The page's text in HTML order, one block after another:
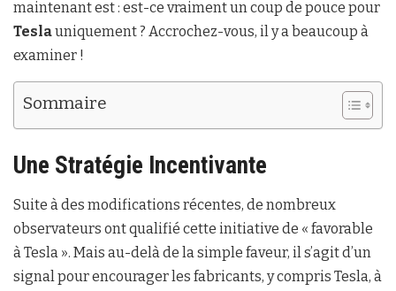
maintenant est : est-ce vraiment un coup de pouce pour
Teslauniquement ? Accrochez-vous, il y a beaucoup à
examiner !
Sommaire
Une Stratégie Incentivante
Suite à des modifications récentes, de nombreux
observateurs ont qualifié cette initiative de « favorable
à Tesla ». Mais au-delà de la simple faveur, il s’agit d’un
signal pour encourager les fabricants, y compris Tesla, à